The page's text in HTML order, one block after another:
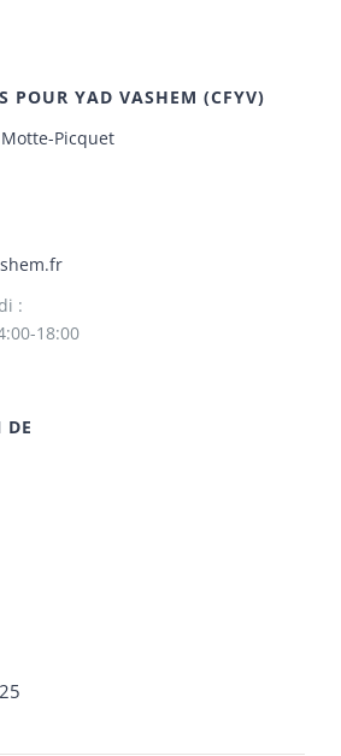
POUR YAD VASHEM (CFYV)
Picquet
:
18:00
DE